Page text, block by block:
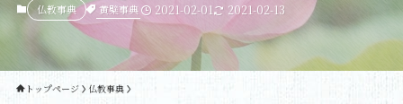
仏教事典 黄檗事典 2021-02-01 2021-02-13
トップページ 仏教事典